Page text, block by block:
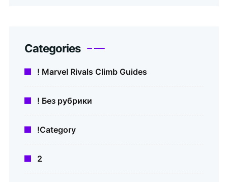
Categories
! Marvel Rivals Climb Guides
! Без рубрики
!Category
2